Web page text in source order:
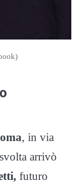
, in via
arrivò
futuro